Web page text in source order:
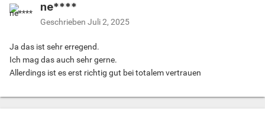
ne****
Geschrieben Juli 2, 2025
Ja das ist sehr erregend.
Ich mag das auch sehr gerne.
Allerdings ist es erst richtig gut bei totalem vertrauen